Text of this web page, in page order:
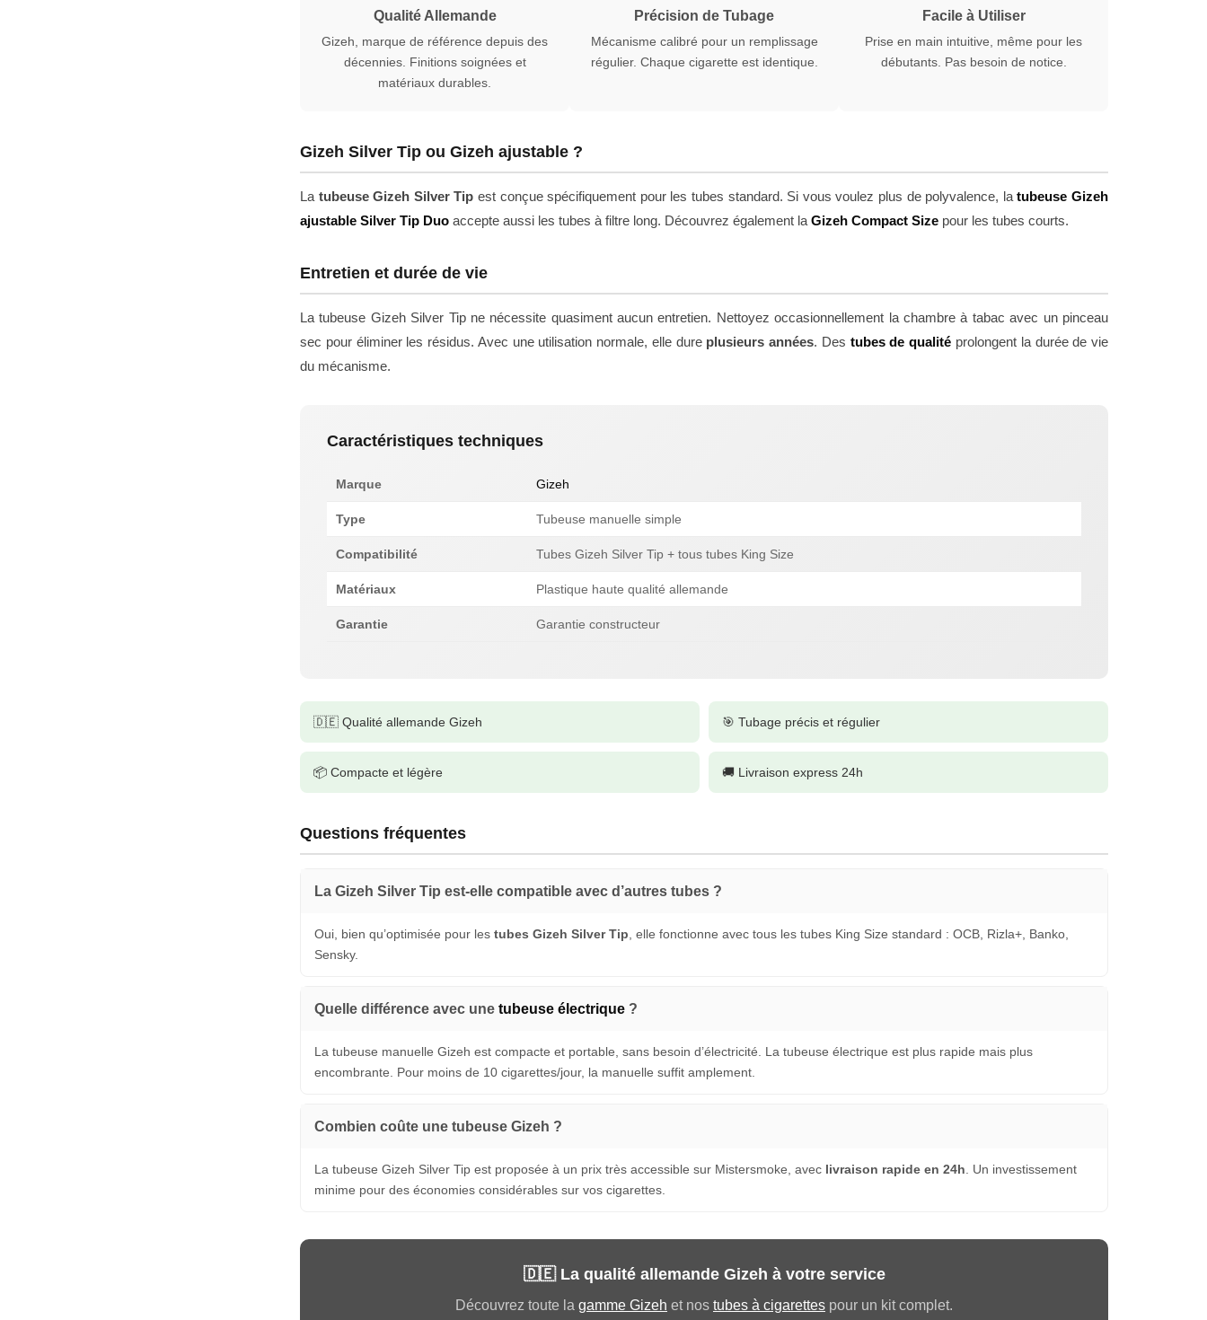
Qualité Allemande
Gizeh, marque de référence depuis des
décennies. Finitions soignées et
matériaux durables.
Précision de Tubage
Mécanisme calibré pour un remplissage
régulier. Chaque cigarette est identique.
Facile à Utiliser
Prise en main intuitive, même pour les
débutants. Pas besoin de notice.
Gizeh Silver Tip ou Gizeh ajustable ?
La tubeuse Gizeh Silver Tip est conçue spécifiquement pour les tubes standard. Si vous voulez plus de polyvalence, latubeuse Gizeh
ajustable Silver Tip Duo accepte aussi les tubes à filtre long. Découvrez également la Gizeh Compact Size pour les tubes courts.
Entretien et durée de vie
La tubeuse Gizeh Silver Tip ne nécessite quasiment aucun entretien. Nettoyez occasionnellement la chambre à tabac avec un pinceau
sec pour éliminer les résidus. Avec une utilisation normale, elle dure plusieurs années. Des tubes de qualité prolongent la durée de vie
du mécanisme.
Caractéristiques techniques
Marque Gizeh
Type Tubeuse manuelle simple
Compatibilité Tubes Gizeh Silver Tip + tous tubes King Size
Matériaux Plastique haute qualité allemande
Garantie Garantie constructeur
🇩🇪 Qualité allemande Gizeh 🎯 Tubage précis et régulier
📦 Compacte et légère 🚚 Livraison express 24h
Questions fréquentes
La Gizeh Silver Tip est-elle compatible avec d’autres tubes ?
Oui, bien qu’optimisée pour les tubes Gizeh Silver Tip , elle fonctionne avec tous les tubes King Size standard : OCB, Rizla+, Banko,
Sensky.
Quelle différence avec une tubeuse électrique ?
La tubeuse manuelle Gizeh est compacte et portable, sans besoin d’électricité. La tubeuse électrique est plus rapide mais plus
encombrante. Pour moins de 10 cigarettes/jour, la manuelle suffit amplement.
Combien coûte une tubeuse Gizeh ?
La tubeuse Gizeh Silver Tip est proposée à un prix très accessible sur Mistersmoke, avec livraison rapide en 24h . Un investissement
minime pour des économies considérables sur vos cigarettes.
🇩🇪 La qualité allemande Gizeh à votre service
Découvrez toute la gamme Gizeh et nos tubes à cigarettes pour un kit complet.